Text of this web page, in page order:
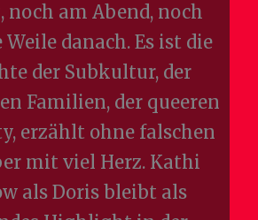
noch am Abend, noch
Weile danach. Es ist die
der Subkultur, der
Familien, der queeren
erzählt ohne falschen
mit viel Herz. Kathi
als Doris bleibt als